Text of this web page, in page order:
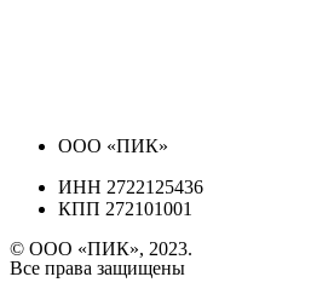
ООО «ПИК»
ИНН 2722125436
КПП 272101001
© ООО «ПИК», 2023.
Все права защищены